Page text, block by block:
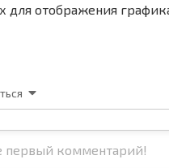
для отображения